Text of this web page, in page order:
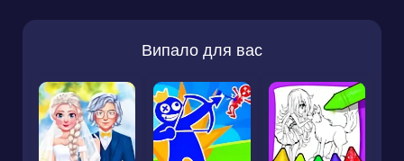
Випало для вас